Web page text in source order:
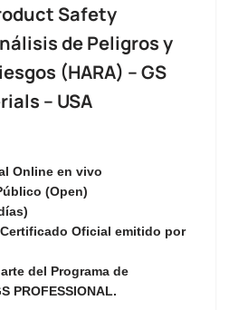
Safety
de Peligros y
(HARA) – GS
– USA
Online en vivo
(Open)
Certificado Oficial emitido por
del Programa de
PROFESSIONAL.